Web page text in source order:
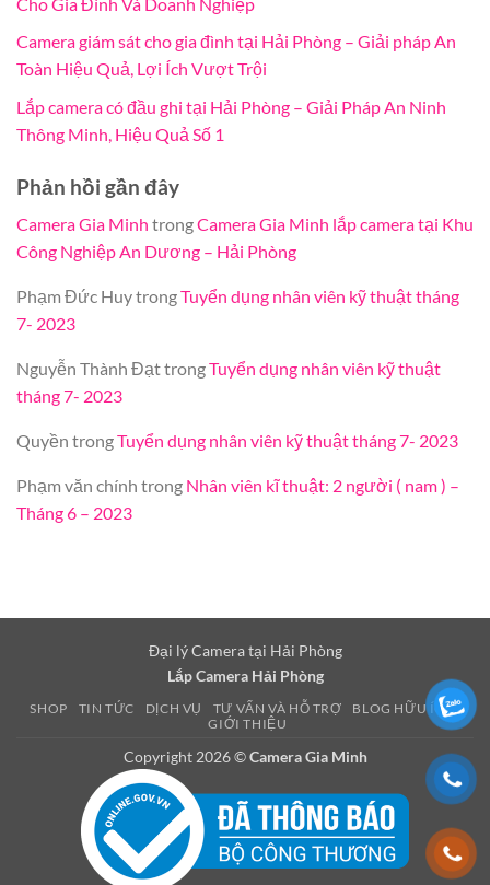
Camera giám sát cho gia đình tại Hải Phòng – Giải pháp An
Toàn Hiệu Quả, Lợi Ích Vượt Trội
Lắp camera có đầu ghi tại Hải Phòng – Giải Pháp An Ninh
Thông Minh, Hiệu Quả Số 1
Phản hồi gần đây
Camera Gia Minh trongCamera Gia Minh lắp camera tại Khu
Công Nghiệp An Dương – Hải Phòng
Phạm Đức HuytrongTuyển dụng nhân viên kỹ thuật tháng
7- 2023
Nguyễn Thành ĐạttrongTuyển dụng nhân viên kỹ thuật
tháng 7- 2023
Quyền trongTuyển dụng nhân viên kỹ thuật tháng 7- 2023
Phạm văn chính trong Nhân viên kĩ thuật: 2 người ( nam ) –
Tháng 6 – 2023
Đại lý Camera tại Hải Phòng
Lắp Camera Hải Phòng
SHOP TIN TỨC DỊCH VỤ TƯ VẤN VÀ HỖ TRỢ
BLOG HỮU ÍCH
GIỚI THIỆU
Copyright 2026 ©Camera Gia Minh